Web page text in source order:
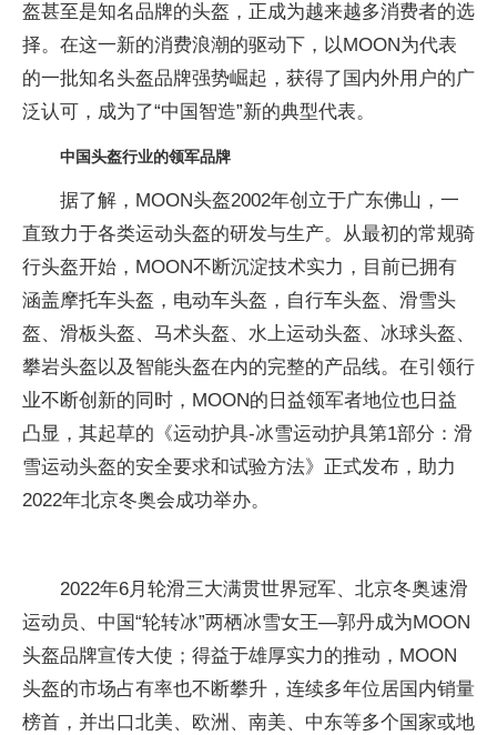
盔甚至是知名品牌的头盔，正成为越来越多消费者的选
择。在这一新的消费浪潮的驱动下，以MOON为代表
的一批知名头盔品牌强势崛起，获得了国内外用户的广
泛认可，成为了“中国智造”新的典型代表。
中国头盔行业的领军品牌
据了解，MOON头盔2002年创立于广东佛山，一
直致力于各类运动头盔的研发与生产。从最初的常规骑
行头盔开始，MOON不断沉淀技术实力，目前已拥有
涵盖摩托车头盔，电动车头盔，自行车头盔、滑雪头
盔、滑板头盔、马术头盔、水上运动头盔、冰球头盔、
攀岩头盔以及智能头盔在内的完整的产品线。在引领行
业不断创新的同时，MOON的日益领军者地位也日益
凸显，其起草的《运动护具-冰雪运动护具第1部分：滑
雪运动头盔的安全要求和试验方法》正式发布，助力
2022年北京冬奥会成功举办。
2022年6月轮滑三大满贯世界冠军、北京冬奥速滑
运动员、中国“轮转冰”两栖冰雪女王—郭丹成为MOON
头盔品牌宣传大使；得益于雄厚实力的推动，MOON
头盔的市场占有率也不断攀升，连续多年位居国内销量
榜首，并出口北美、欧洲、南美、中东等多个国家或地